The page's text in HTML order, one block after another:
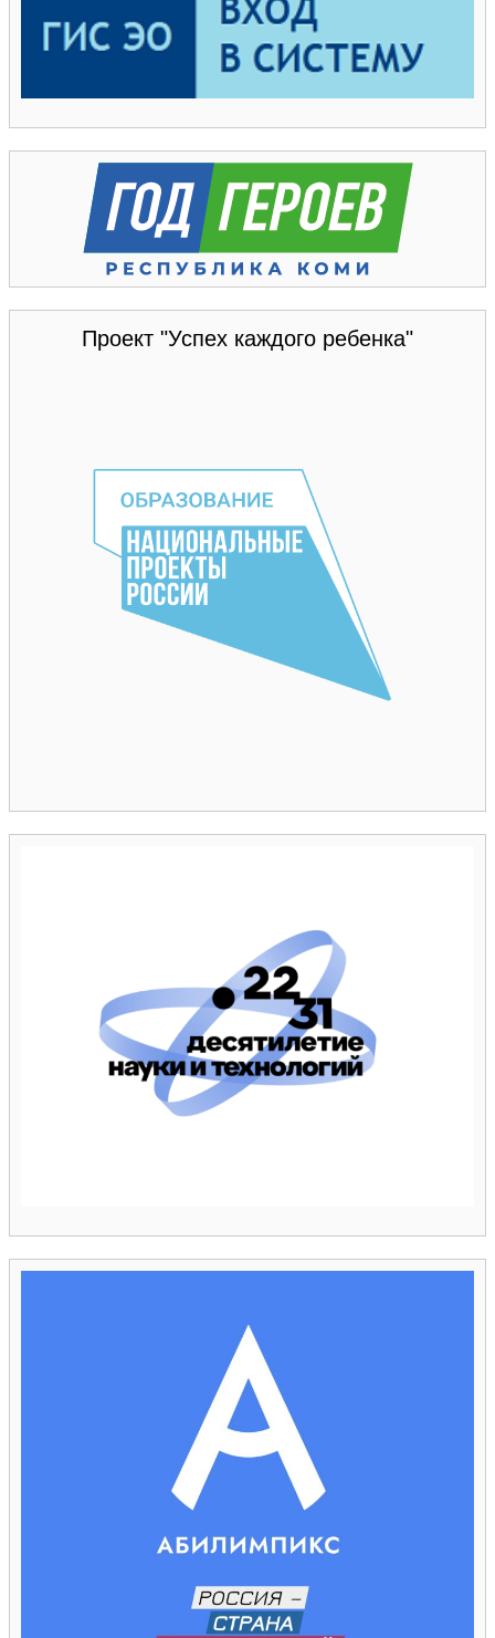
Проект "Успех каждого ребенка"